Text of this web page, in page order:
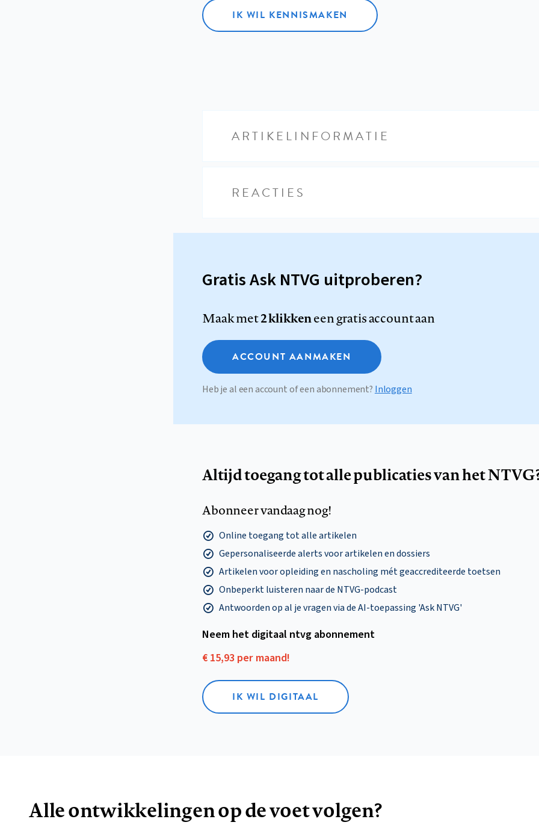
IK WIL KENNISMAKEN
ARTIKELINFORMATIE
REACTIES
Gratis Ask NTVG uitproberen?
Maak met2 klikkeneen gratis account aan
ACCOUNT AANMAKEN
Heb je al een account of een abonnement? Inloggen
Altijd toegang tot alle publicaties van het
Abonneer vandaag nog!
Online toegang tot alle artikelen
Gepersonaliseerde alerts voor artikelen en dossiers
Artikelen voor opleiding en nascholing mét geaccrediteerde toetsen
Onbeperkt luisteren naar de NTVG-podcast
Antwoorden op al je vragen via de AI-toepassing 'Ask NTVG'
Neem het digitaal ntvg abonnement
€ 15,93 per maand!
IK WIL DIGITAAL
Alle ontwikkelingen op de voet volgen?